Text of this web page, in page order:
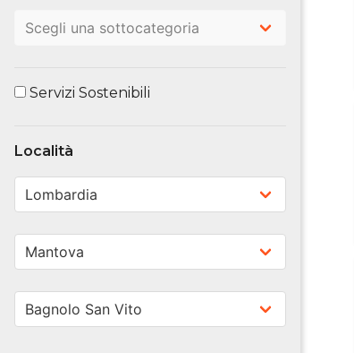
Servizi Sostenibili
Località